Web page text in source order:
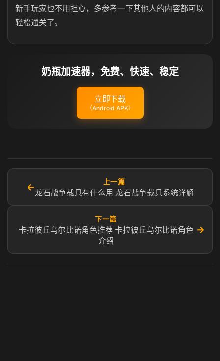
新手玩家也不用担心，多参考一下其他人的内容都可以
轻松通关了。
奶瓶加速器，免费、快速、稳定
立即下载
（Android APK）
←
上一篇
龙石战争载具有什么用 龙石战争载具系统详解
下一篇
卡拉彼丘乌尔比诺角色推荐 卡拉彼丘乌尔比诺角色
介绍
→